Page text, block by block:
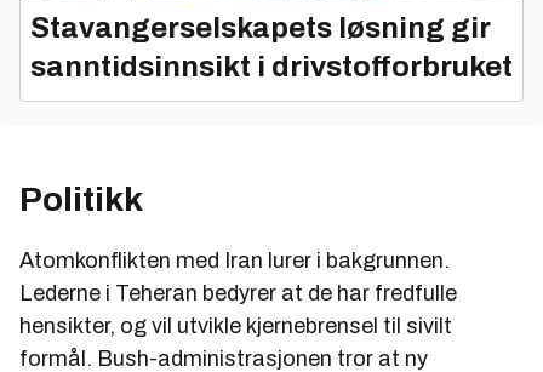
Stavangerselskapets løsning gir
sanntidsinnsikt i drivstofforbruket
Politikk
Atomkonflikten med Iran lurer i bakgrunnen.
Lederne i Teheran bedyrer at de har fredfulle
hensikter, og vil utvikle kjernebrensel til sivilt
formål. Bush-administrasjonen tror at ny